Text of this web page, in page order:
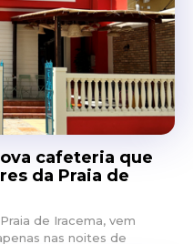
cafeteria que
da Praia de
de Iracema, vem
nas noites de